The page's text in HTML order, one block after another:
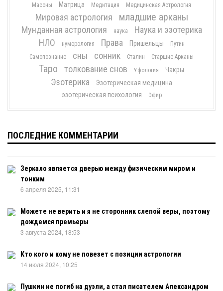
Масоны
Матрица Медитация Медицинская Астрология
Мировая астрология младшие арканы
Мунданная астрология наука
Наука и эзотерика
НЛО
нумерология Права Пришельцы
Путин
Самопознание
сны сонник Сталин Старшие Арканы
Таро толкование снов Уфология Чакры
Эзотерика
Эзотерическая медицина
эзотерическая психология
Эфир
ПОСЛЕДНИЕ КОММЕНТАРИИ
Зеркало является дверью между физическим миром и
тонким
6 апреля 2025, 11:31
Можете не верить и я не сторонник слепой веры, поэтому
дождемся премьеры
3 августа 2024, 18:53
Кто кого и кому не повезет с позиции астрологии
14 июля 2024, 10:25
Пушкин не погиб на дуэли, а стал писателем Александром